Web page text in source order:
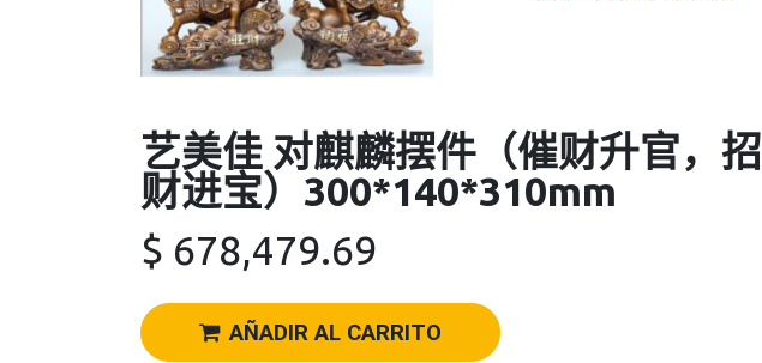
艺美佳 对麒麟摆件（催财升官，招
财进宝）300*140*310mm
$ 678,479.69
AÑADIR AL CARRITO